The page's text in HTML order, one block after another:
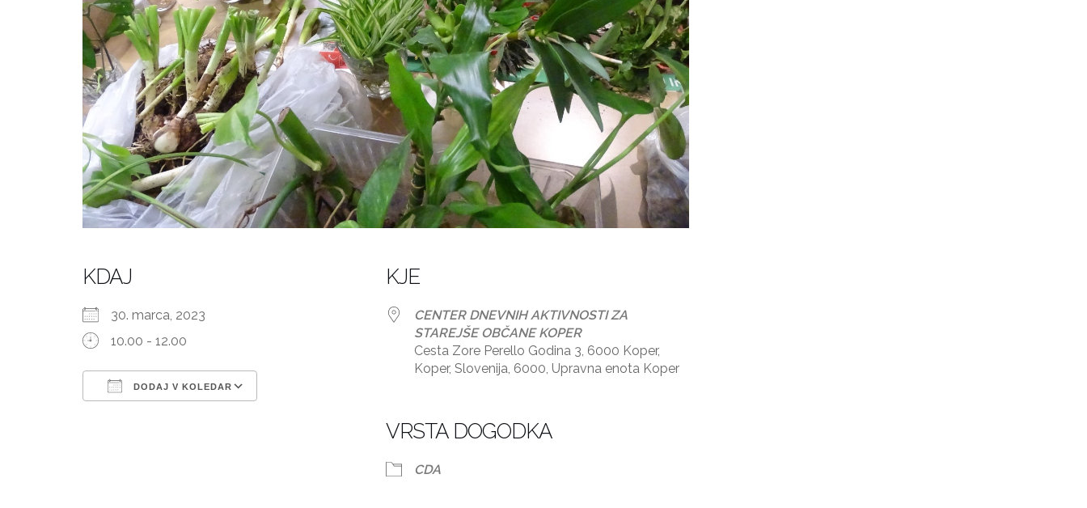
KDAJ
30. marca, 2023
10.00 - 12.00
DODAJ V KOLEDAR
KJE
CENTER DNEVNIH AKTIVNOSTI ZA
STAREJŠE OBČANE KOPER
Cesta Zore Perello Godina 3, 6000 Koper,
Koper, Slovenija, 6000, Upravna enota Koper
VRSTA DOGODKA
CDA